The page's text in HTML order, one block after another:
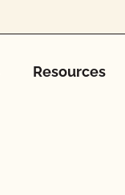
Resources